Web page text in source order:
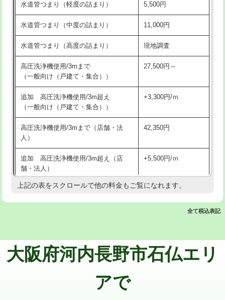
洗面台設置 38,500円
化粧台設置 22,000円
追加人工 16,500円
廃棄・処分 現場見積
※給水管工事は20mmまでの価格です。
交換・取付(排水栓・排水トラップ
22,000円+材料費
持込商品取付（混合水栓）
持込商品取付（浄水器・分岐水栓） 16,500円
業）
排水管工事（追加 排水管工事/3ｍ超
え）
マス交換（土の掘削・埋め戻し作業） 11,000円~
マス交換（深さ50㎝以上） 66,000円
コンクリート斫り（厚さ10㎝超え）
水道管つまり（軽度の詰まり） 5,500円
水道管つまり（中度の詰まり） 11,000円
水道管つまり（高度の詰まり） 現地調査
高圧洗浄機使用/3mまで
（一般向け（戸建て・集合））
27,500円～
追加 高圧洗浄機使用/3m超え
（一般向け（戸建て・集合））
+3,300円/ｍ
高圧洗浄機使用/3mまで（店舗・法
人）
42,350円
追加 高圧洗浄機使用/3m超え（店
舗・法人）
+5,500円/ｍ
高度高圧洗浄換 現地調査
追加トーラー機使用/3m超え +3,300円
上記の表をスクロールで他の料金もご覧になれます。
全て税込表記
大阪府河内長野市石仏エリ
アで